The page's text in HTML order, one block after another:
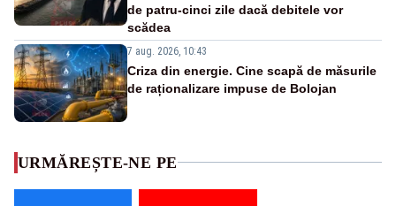
de patru-cinci zile dacă debitele vor
scădea
7 aug. 2026, 10:43
Criza din energie. Cine scapă de măsurile
de raționalizare impuse de Bolojan
URMĂREȘTE-NE PE